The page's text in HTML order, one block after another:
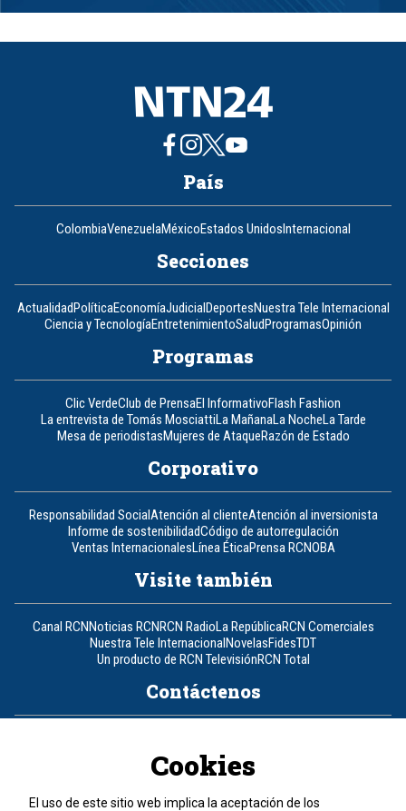
1
8
País
ColombiaVenezuelaMéxicoEstados UnidosInternacional
Secciones
ActualidadPolíticaEconomíaJudicialDeportesNuestra Tele Internacional
Ciencia y TecnologíaEntretenimientoSaludProgramasOpinión
Programas
Clic VerdeClub de PrensaEl InformativoFlash Fashion
La entrevista de Tomás MosciattiLa MañanaLa NocheLa Tarde
Mesa de periodistasMujeres de AtaqueRazón de Estado
Corporativo
Responsabilidad SocialAtención al clienteAtención al inversionista
Informe de sostenibilidadCódigo de autorregulación
Ventas InternacionalesLínea ÉticaPrensa RCNOBA
Visite también
Canal RCNNoticias RCNRCN RadioLa RepúblicaRCN Comerciales
Nuestra Tele InternacionalNovelasFidesTDT
Un producto de RCN TelevisiónRCN Total
Contáctenos
Política de cookies
Cookies
El uso de este sitio web implica la aceptación de los